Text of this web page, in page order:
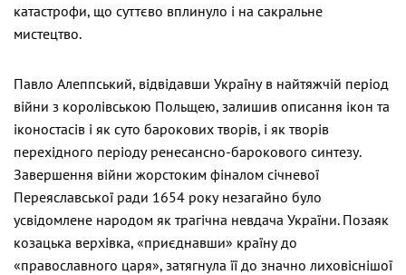
катастрофи, що суттєво вплинуло і на сакральне
мистецтво.
Павло Алеппський, відвідавши Україну в найтяжчій період
війни з королівською Польщею, залишив описання ікон та
іконостасів і як суто барокових творів, і як творів
перехідного періоду ренесансно-барокового синтезу.
Завершення війни жорстоким фіналом січневої
Переяславської ради 1654 року незагайно було
усвідомлене народом як трагічна невдача України. Позаяк
козацька верхівка, «приєднавши» країну до
«православного царя», затягнула її до значно лиховіснішої